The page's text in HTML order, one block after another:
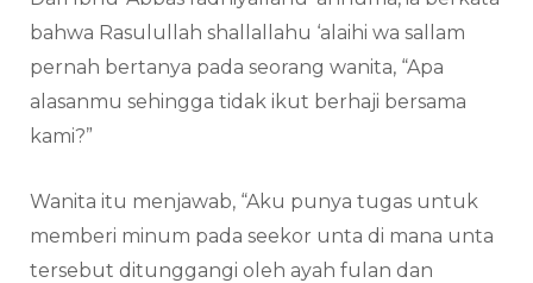
bahwa Rasulullah shallallahu ‘alaihi wa sallam
pernah bertanya pada seorang wanita, “Apa
alasanmu sehingga tidak ikut berhaji bersama
kami?”
Wanita itu menjawab, “Aku punya tugas untuk
memberi minum pada seekor unta di mana unta
tersebut ditunggangi oleh ayah fulan dan